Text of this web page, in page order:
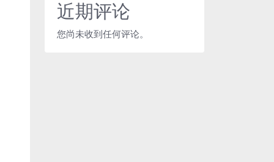
近期评论
您尚未收到任何评论。